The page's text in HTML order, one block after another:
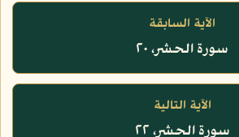
الآية السابقة
سورة الحشر، ٢٠
الآية التالية
سورة الحشر، ٢٢